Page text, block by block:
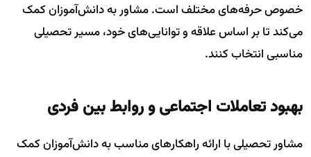
خصوص حرفه‌های مختلف است. مشاور به دانش‌آموزان کمک
می‌کند تا بر اساس علاقه و توانایی‌های خود، مسیر تحصیلی
مناسبی انتخاب کنند.
بهبود تعاملات اجتماعی و روابط بین فردی
مشاور تحصیلی با ارائه راهکارهای مناسب به دانش‌آموزان کمک